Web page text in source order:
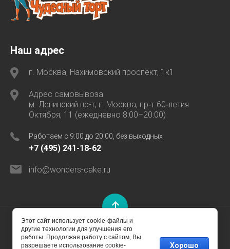
Наш адрес
г. Москва, Нахимовский проспект, 1к1
Адрес самовывоза
м. Ленинский пр-т, г. Москва, пр‑т 60‑летия
Октября, 11 (ежедневно 8:00–20:00)
Работаем с 9:00 до 20:00, без выходных
+7 (495) 241-18-62
info@wonders-cake.ru
© 2012-2026, Кондитерская Чудсный торт
Этот сайт использует cookie-файлы и
другие технологии для улучшения его
работы. Продолжая работу с сайтом, Вы
разрешаете использование cookie-
Хорошо